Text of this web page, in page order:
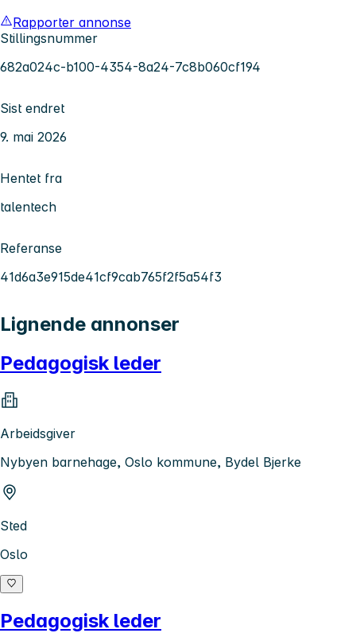
Rapporter annonse
Stillingsnummer
682a024c-b100-4354-8a24-7c8b060cf194
Sist endret
9. mai 2026
Hentet fra
talentech
Referanse
41d6a3e915de41cf9cab765f2f5a54f3
Lignende annonser
Pedagogisk leder
Arbeidsgiver
Nybyen barnehage, Oslo kommune, Bydel Bjerke
Sted
Oslo
Pedagogisk leder